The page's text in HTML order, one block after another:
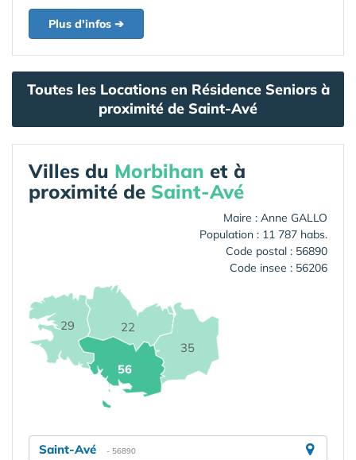
Plus d'infos ➔
Toutes les Locations en Résidence Seniors à
proximité de Saint-Avé
Villes du Morbihan et à
proximité de Saint-Avé
Maire : Anne GALLO
Population : 11 787 habs.
Code postal : 56890
Code insee : 56206
22
29
35
56
Saint-Avé - 56890